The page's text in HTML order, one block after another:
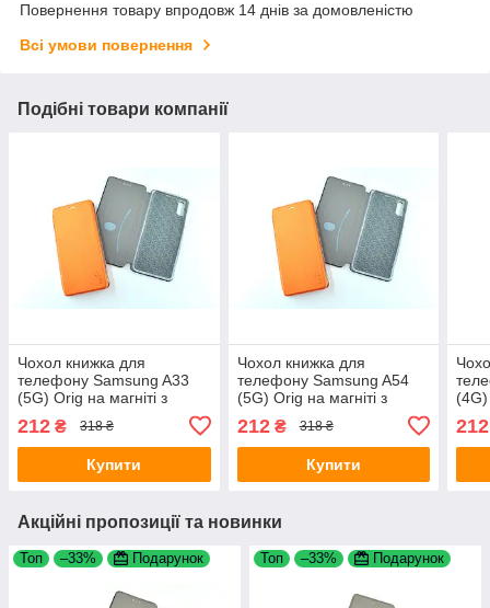
Повернення товару впродовж 14 днів за домовленістю
Всі умови повернення
Подібні товари компанії
Чохол книжка для
телефону Samsung A33
(5G) Orig на магніті з
кишенею для карток
Orange 4you
212 ₴ 318 ₴
Купити
Чохол книжка для
телефону Samsung A54
(5G) Orig на магніті з
кишенею для карток
Orange 4you
212₴ 318 ₴
Купити
(4G)
212
Акційні пропозиції та новинки
Топ –33% Подарунок Топ –33% Подарунок